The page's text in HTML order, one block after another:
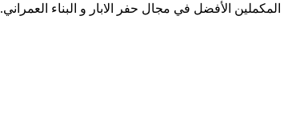
الأفضل في مجال حفر الابار و البناء العمراني.